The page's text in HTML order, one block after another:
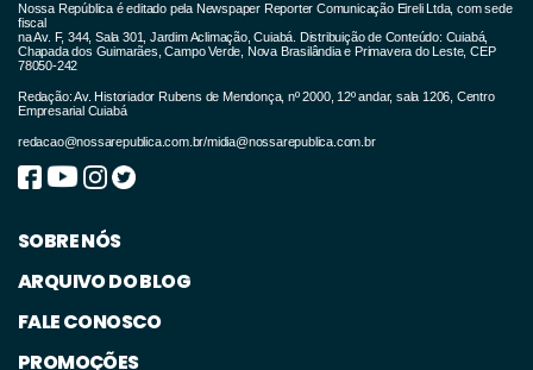
Nossa República é editado pela Newspaper Reporter Comunicação Eireli Ltda, com sede
fiscal
na Av. F, 344, Sala 301, Jardim Aclimação, Cuiabá. Distribuição de Conteúdo: Cuiabá,
Chapada dos Guimarães, Campo Verde, Nova Brasilândia e Primavera do Leste, CEP
78050-242
Redação: Av. Historiador Rubens de Mendonça, nº 2000, 12º andar, sala 1206, Centro
Empresarial Cuiabá
redacao@nossarepublica.com.br/midia@nossarepublica.com.br
SOBRE NÓS
ARQUIVO DO BLOG
FALE CONOSCO
PROMOÇÕES